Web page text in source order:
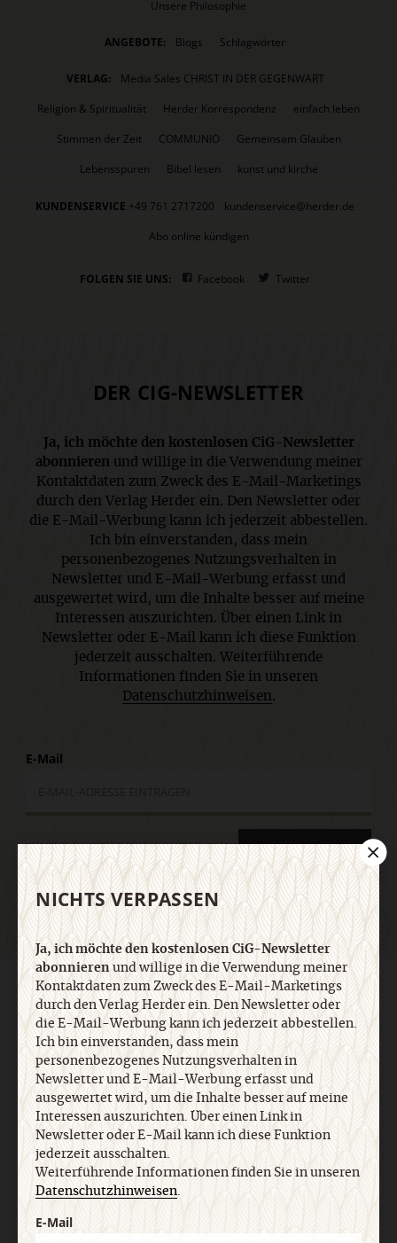
Unsere Philosophie
ANGEBOTE: Blogs Schlagwörter
VERLAG:
Media Sales CHRIST IN DER GEGENWART
Religion & Spiritualität
Herder Korrespondenz
einfach leben
Stimmen der Zeit
COMMUNIO
Gemeinsam Glauben
Lebensspuren
Bibel lesen kunst und kirche
KUNDENSERVICE +49 761 2717200
kundenservice@herder.de
Abo online kündigen
FOLGEN SIE UNS: Facebook Twitter
DER CIG-NEWSLETTER
Ja, ich möchte den kostenlosen CiG-Newsletter
abonnieren und willige in die Verwendung meiner
Kontaktdaten zum Zweck des E-Mail-Marketings
durch den Verlag Herder ein. Den Newsletter oder
die E-Mail-Werbung kann ich jederzeit abbestellen.
Ich bin einverstanden, dass mein
personenbezogenes Nutzungsverhalten in
Newsletter und E-Mail-Werbung erfasst und
ausgewertet wird, um die Inhalte besser auf meine
Interessen auszurichten. Über einen Link in
Newsletter oder E-Mail kann ich diese Funktion
jederzeit ausschalten. Weiterführende
Informationen finden Sie in unseren
Datenschutzhinweisen .
E-Mail
Jetzt anmelden
AGB und Widerrufsbelehrung Datenschutz
Barrierefreiheit
Impressum
Vertrag widerrufen Abo online kündigen
NICHTS VERPASSEN
Ja, ich möchte den kostenlosen CiG-Newsletter
abonnierenund willige in die Verwendung meiner
Kontaktdaten zum Zweck des E-Mail-Marketings
durch den Verlag Herder ein. Den Newsletter oder
die E-Mail-Werbung kann ich jederzeit abbestellen.
Ich bin einverstanden, dass mein
personenbezogenes Nutzungsverhalten in
Newsletter und E-Mail-Werbung erfasst und
ausgewertet wird, um die Inhalte besser auf meine
Interessen auszurichten. Über einen Link in
Newsletter oder E-Mail kann ich diese Funktion
jederzeit ausschalten.
Weiterführende Informationen finden Sie in unseren
Datenschutzhinweisen.
E-Mail